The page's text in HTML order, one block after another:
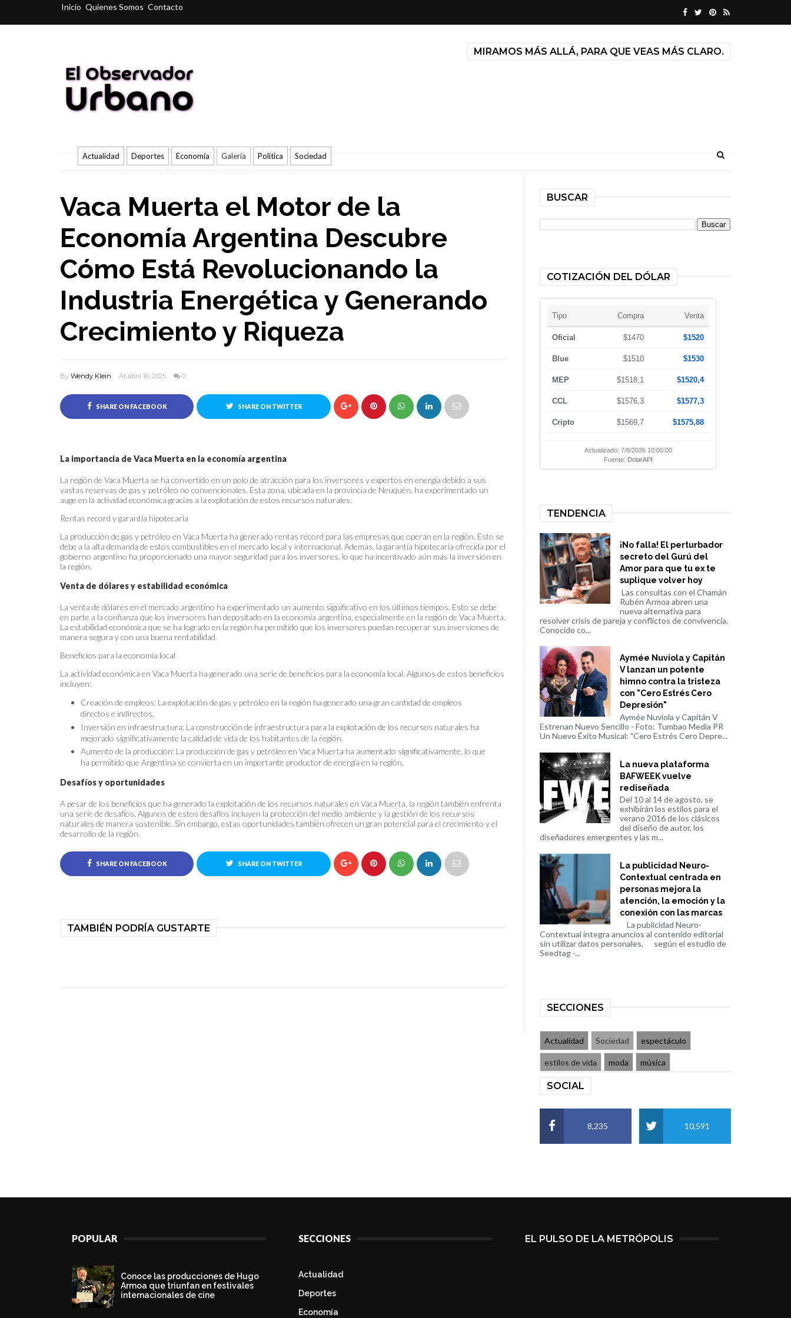
Inicio Quienes Somos Contacto
MIRAMOS MÁS ALLÁ, PARA QUE VEAS MÁS CLARO.
Actualidad Deportes Economía Galería Politica Sociedad
Vaca Muerta el Motor de la
Economía Argentina Descubre
Cómo Está Revolucionando la
Industria Energética y Generando
Crecimiento y Riqueza
By Wendy Klein At abril 16, 2025 0
SHARE ON FACEBOOK SHARE ON TWITTER
La importancia de Vaca Muerta en la economía argentina
La región de Vaca Muerta se ha convertido en un polo de atracción para los inversores y expertos en energía debido a sus
vastas reservas de gas y petróleo no convencionales. Esta zona, ubicada en la provincia de Neuquén, ha experimentado un
auge en la actividad económica gracias a la explotación de estos recursos naturales.
Rentas record y garantía hipotecaria
La producción de gas y petróleo en Vaca Muerta ha generado rentas record para las empresas que operan en la región. Esto se
debe a la alta demanda de estos combustibles en el mercado local y internacional. Además, la garantía hipotecaria ofrecida por el
gobierno argentino ha proporcionado una mayor seguridad para los inversores, lo que ha incentivado aún más la inversión en
la región.
Venta de dólares y estabilidad económica
La venta de dólares en el mercado argentino ha experimentado un aumento significativo en los últimos tiempos. Esto se debe
en parte a la confianza que los inversores han depositado en la economía argentina, especialmente en la región de Vaca Muerta.
La estabilidad económica que se ha logrado en la región ha permitido que los inversores puedan recuperar sus inversiones de
manera segura y con una buena rentabilidad.
Beneficios para la economía local
La actividad económica en Vaca Muerta ha generado una serie de beneficios para la economía local. Algunos de estos beneficios
incluyen:
Creación de empleos: La explotación de gas y petróleo en la región ha generado una gran cantidad de empleos
directos e indirectos.
Inversión en infraestructura: La construcción de infraestructura para la explotación de los recursos naturales ha
mejorado significativamente la calidad de vida de los habitantes de la región.
Aumento de la producción: La producción de gas y petróleo en Vaca Muerta ha aumentado significativamente, lo que
ha permitido que Argentina se convierta en un importante productor de energía en la región.
Desafíos y oportunidades
A pesar de los beneficios que ha generado la explotación de los recursos naturales en Vaca Muerta, la región también enfrenta
una serie de desafíos. Algunos de estos desafíos incluyen la protección del medio ambiente y la gestión de los recursos
naturales de manera sostenible. Sin embargo, estas oportunidades también ofrecen un gran potencial para el crecimiento y el
desarrollo de la región.
SHARE ON FACEBOOK SHARE ON TWITTER
TAMBIÉN PODRÍA GUSTARTE
BUSCAR
COTIZACIÓN DEL DÓLAR
Tipo Compra Venta
Oficial $1470 $1520
Blue $1510 $1530
MEP $1518,1 $1520,4
CCL $1576,3 $1577,3
Cripto $1569,7 $1575,88
Actualizado: 7/8/2026 10:00:00
Fuente: DolarAPI
TENDENCIA
¡No falla! El perturbador
secreto del Gurú del
Amor para que tu ex te
suplique volver hoy
Las consultas con el Chamán
Rubén Armoa abren una
nueva alternativa para
resolver crisis de pareja y conflictos de convivencia.
Conocido co...
Aymée Nuviola y Capitán
V lanzan un potente
himno contra la tristeza
con "Cero Estrés Cero
Depresión"
Aymée Nuviola y Capitán V
Estrenan Nuevo Sencillo - Foto: Tumbao Media PR
Un Nuevo Éxito Musical: "Cero Estrés Cero Depre...
La nueva plataforma
BAFWEEK vuelve
rediseñada
Del 10 al 14 de agosto, se
exhibirán los estilos para el
verano 2016 de los clásicos
del diseño de autor, los
diseñadores emergentes y las m...
La publicidad Neuro-
Contextual centrada en
personas mejora la
atención, la emoción y la
conexión con las marcas
La publicidad Neuro-
Contextual integra anuncios al contenido editorial
sin utilizar datos personales, según el estudio de
Seedtag -...
SECCIONES
Actualidad Sociedad espectáculo
estilos de vida moda música
SOCIAL
8,235 10,591
POPULAR
Conoce las producciones de Hugo
Armoa que triunfan en festivales
internacionales de cine
SECCIONES
Actualidad
Deportes
Economía
EL PULSO DE LA METRÓPOLIS